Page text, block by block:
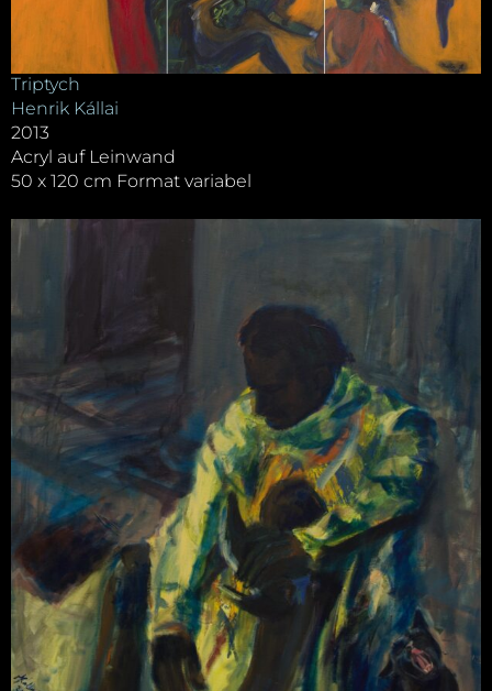
Triptych
Henrik Kállai
2013
Acryl auf Leinwand
50 x 120 cm Format variabel